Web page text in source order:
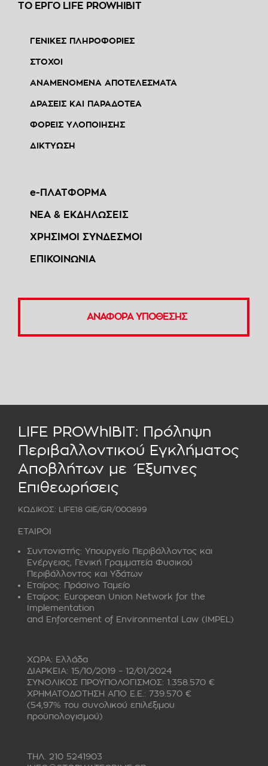
ΤΟ ΕΡΓΟ LIFE PROWHIBIT
ΓΕΝΙΚΕΣ ΠΛΗΡΟΦΟΡΙΕΣ
ΣΤΟΧΟΙ
ΑΝΑΜΕΝΟΜΕΝΑ ΑΠΟΤΕΛΕΣΜΑΤΑ
ΔΡΑΣΕΙΣ ΚΑΙ ΠΑΡΑΔΟΤΕΑ
ΦΟΡΕΙΣ ΥΛΟΠΟΙΗΣΗΣ
ΔΙΚΤΥΩΣΗ
e-ΠΛΑΤΦΟΡΜΑ
ΝΕΑ & ΕΚΔΗΛΩΣΕΙΣ
ΧΡΗΣΙΜΟΙ ΣΥΝΔΕΣΜΟΙ
ΕΠΙΚΟΙΝΩΝΙΑ
ΑΝΑΦΟΡΑ ΥΠΟΘΕΣΗΣ
LIFE PROWhIBIT: Πρόληψη
Περιβαλλοντικού Εγκλήματος
Αποβλήτων με Έξυπνες
Επιθεωρήσεις
ΚΩΔΙΚΟΣ: LIFE18 GIE/GR/000899
ΕΤΑΙΡΟΙ
Συντονιστής: Υπουργείο Περιβάλλοντος και
Ενέργειας, Γενική Γραμματεία Φυσικού
Περιβάλλοντος και Υδάτων
Εταίρος: Πράσινο Ταμείο
Εταίρος: European Union Network for the
Implementation
and Enforcement of Environmental Law (IMPEL)
ΧΩΡΑ: Ελλάδα
ΔΙΑΡΚΕΙΑ: 15/10/2019 – 12/01/2024
ΣΥΝΟΛΙΚΟΣ ΠΡΟΫΠΟΛΟΓΙΣΜΟΣ: 1.358.570 €
ΧΡΗΜΑΤΟΔΟΤΗΣΗ ΑΠΟ Ε.Ε.: 739.570 €
(54,97% του συνολικού επιλέξιμου
προϋπολογισμού)
ΤΗΛ. 210 5241903